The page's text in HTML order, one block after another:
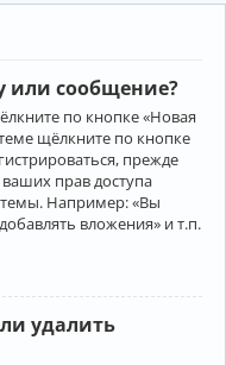
или сообщение?
по кнопке «Новая
щёлкните по кнопке
прежде
прав доступа
темы. Например: «Вы
вложения» и т.п.
удалить